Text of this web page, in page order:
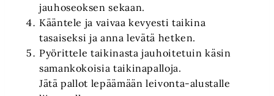
jauhoseoksen sekaan.
Kääntele ja vaivaa kevyesti taikina
tasaiseksi ja anna levätä hetken.
Pyörittele taikinasta jauhoitetuin käsin
samankokoisia taikinapalloja.
Jätä pallot lepäämään leivonta-alustalle